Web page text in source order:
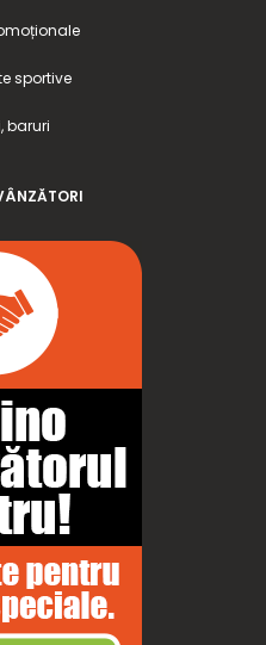
sportive
baruri